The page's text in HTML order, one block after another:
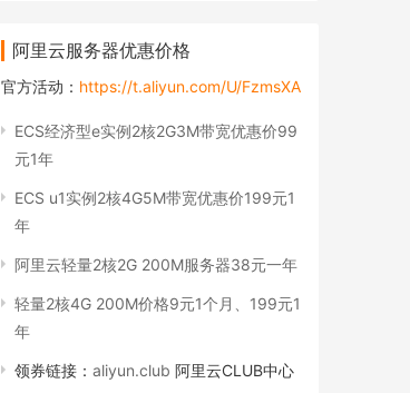
阿里云服务器优惠价格
官方活动： https://t.aliyun.com/U/FzmsXA
ECS经济型e实例2核2G3M带宽优惠价99
元1年
ECS u1实例2核4G5M带宽优惠价199元1
年
阿里云轻量2核2G 200M服务器38元一年
轻量2核4G 200M价格9元1个月、199元1
年
领券链接： aliyun.club 阿里云CLUB中心